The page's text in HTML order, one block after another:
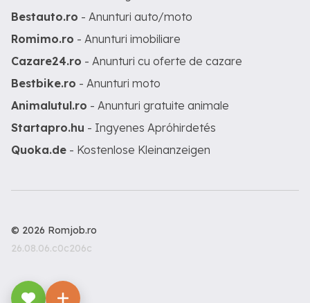
Bestauto.ro - Anunturi auto/moto
Romimo.ro - Anunturi imobiliare
Cazare24.ro - Anunturi cu oferte de cazare
Bestbike.ro - Anunturi moto
Animalutul.ro - Anunturi gratuite animale
Startapro.hu - Ingyenes Apróhirdetés
Quoka.de - Kostenlose Kleinanzeigen
© 2026 Romjob.ro
26.08.06.c0c206c